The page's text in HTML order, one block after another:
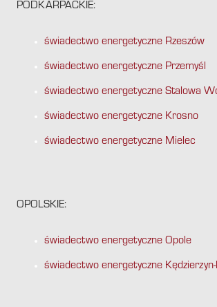
PODKARPACKIE:
świadectwo energetyczne Rzeszów
świadectwo energetyczne Przemyśl
świadectwo energetyczne Stalowa
świadectwo energetyczne Krosno
świadectwo energetyczne Mielec
OPOLSKIE:
świadectwo energetyczne Opole
świadectwo energetyczne Kędzierzyn-